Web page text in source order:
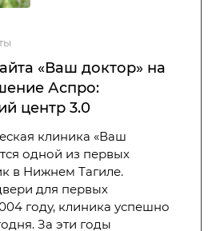
«Ваш доктор» на
Аспро:
центр 3.0
клиника «Ваш
одной из первых
в Нижнем Тагиле.
для первых
году, клиника успешно
За эти годы